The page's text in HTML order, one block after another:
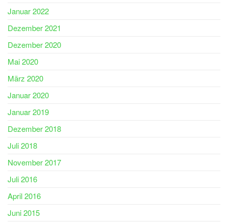
Januar 2022
Dezember 2021
Dezember 2020
Mai 2020
März 2020
Januar 2020
Januar 2019
Dezember 2018
Juli 2018
November 2017
Juli 2016
April 2016
Juni 2015